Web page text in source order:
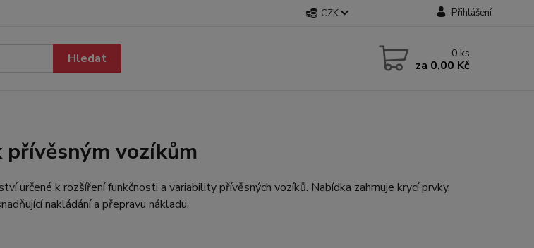
CZK Přihlášení
Hledat 0 ks
za 0,00 Kč
vozíkům
určené k rozšíření funkčnosti a variability přívěsných vozíků. Nabídka zahrnuje krycí prvky,
nakládání a přepravu nákladu.